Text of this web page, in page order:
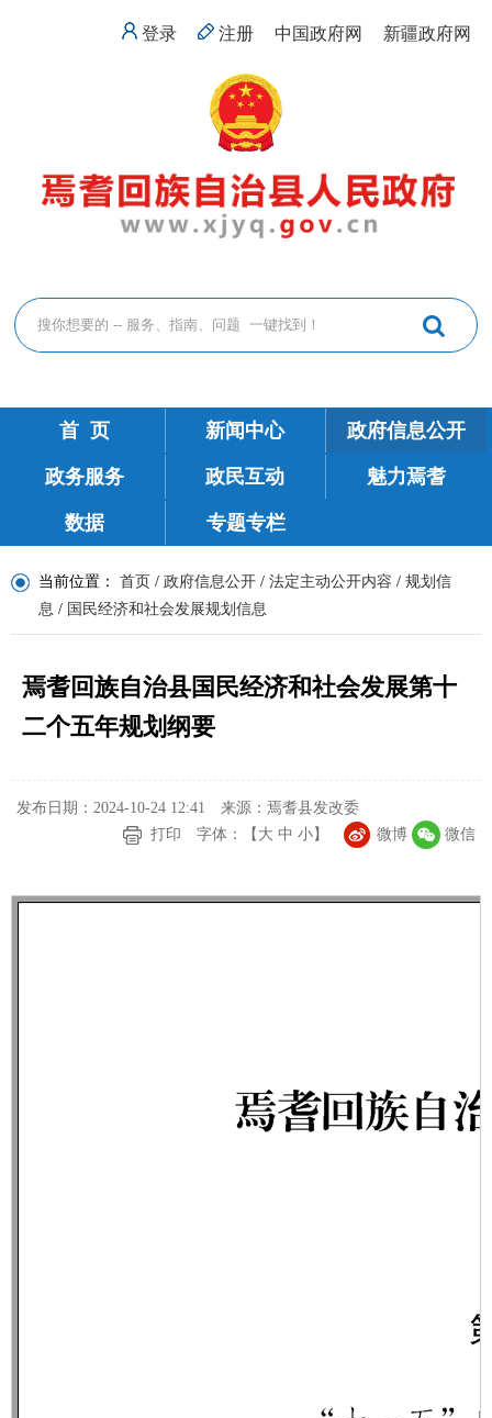
登录 注册 中国政府网 新疆政府网
首 页 新闻中心 政府信息公开
政务服务 政民互动 魅力焉耆
数据 专题专栏
当前位置： 首页 / 政府信息公开 / 法定主动公开内容 / 规划信
息 / 国民经济和社会发展规划信息
焉耆回族自治县国民经济和社会发展第十
二个五年规划纲要
发布日期：2024-10-24 12:41
来源：焉耆县发改委
打印
字体：【 大 中 小】 微博 微信